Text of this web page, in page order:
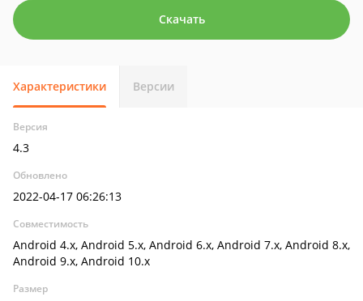
Скачать
Характеристики Версии
Версия
4.3
Обновлено
2022-04-17 06:26:13
Совместимость
Android 4.x, Android 5.x, Android 6.x, Android 7.x, Android 8.x,
Android 9.x, Android 10.x
Размер